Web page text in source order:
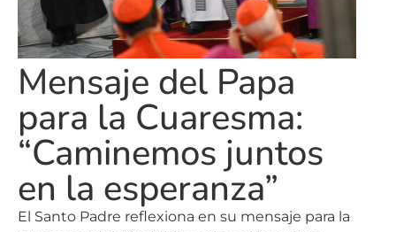
Mensaje del Papa
para la Cuaresma:
“Caminemos juntos
en la esperanza”
El Santo Padre reflexiona en su mensaje para la
Cuaresma del Año jubilar sobre el “caminar